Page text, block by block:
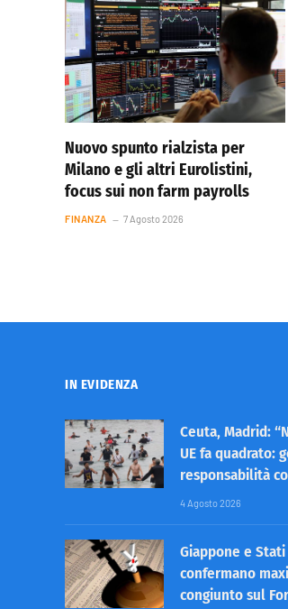
Nuovo spunto rialzista per
Milano e gli altri Eurolistini,
focus sui non farm payrolls
FINANZA 7 Agosto 2026
IN EVIDENZA
Ceuta, Madrid:
UE fa quadrato:
responsabilità
4 Agosto 2026
Giappone e
confermano
congiunto sul